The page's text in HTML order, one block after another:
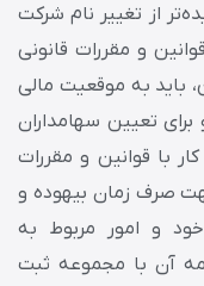
از تغییر نام شرکت
و مقررات قانونی
باید به موقعیت مالی
تعیین سهامداران
با قوانین و مقررات
صرف زمان بیهوده و
و امور مربوط به
آن با مجموعه ثبت